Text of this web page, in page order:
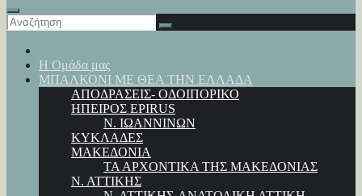
Η Ομάδα μας
ΜΠΑΛΚΟΝΙ ΜΕ ΘΕΑ ΤΗΝ ΕΛΛΑΔΑ
ΑΠΟΔΡΑΣΕΙΣ- ΟΔΟΙΠΟΡΙΚΟ
ΗΠΕΙΡΟΣ EPIRUS
Ν. ΙΩΑΝΝΙΝΩΝ
ΚΥΚΛΑΔΕΣ
ΜΑΚΕΔΟΝΙΑ
ΤΑ ΑΡΧΟΝΤΙΚΑ ΤΗΣ ΜΑΚΕΔΟΝΙΑΣ
Ν. ΑΤΤΙΚΗΣ